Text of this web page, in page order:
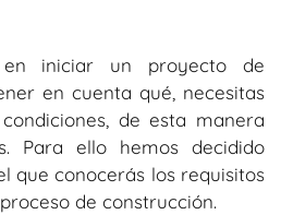
en iniciar un proyecto de
en cuenta qué, necesitas
de esta manera
Para ello hemos decidido
que conocerás los requisitos
de construcción.